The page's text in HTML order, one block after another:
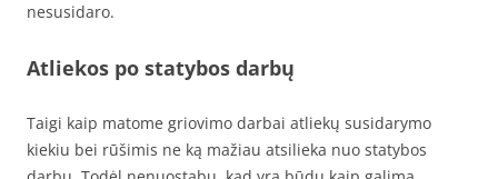
nesusidaro.
Atliekos po statybos darbų
Taigi kaip matome griovimo darbai atliekų susidarymo
kiekiu bei rūšimis ne ką mažiau atsilieka nuo statybos